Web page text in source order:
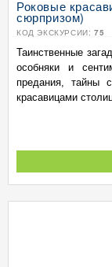
Роковые
сюрпризом)
КОД ЭКСКУРСИИ: 75
Таинственные
особняки и
предания, тайны
красавицами